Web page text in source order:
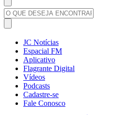
JC Notícias
Espacial FM
Aplicativo
Flagrante Digital
Vídeos
Podcasts
Cadastre-se
Fale Conosco